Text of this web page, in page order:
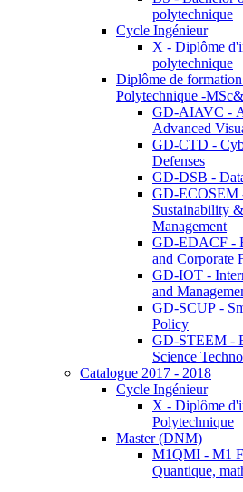
polytechnique
Cycle Ingénieur
X - Diplôme
polytechnique
Diplôme de
Polytechnique -
GD-AIAVC -
Advanced
GD-CTD -
Defenses
GD-DSB -
GD-ECOSEM
Sustainability
Management
GD-EDACF -
and Corporate
GD-IOT -
and
GD-SCUP -
Policy
GD-STEEM -
Science
Catalogue 2017 - 2018
Cycle Ingénieur
X - Diplôme
Polytechnique
Master (DNM)
M1QMI - M1
Quantique,